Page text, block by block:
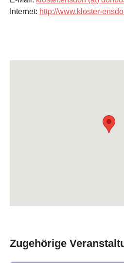
Internet: http://www.kloster-
Zugehörige